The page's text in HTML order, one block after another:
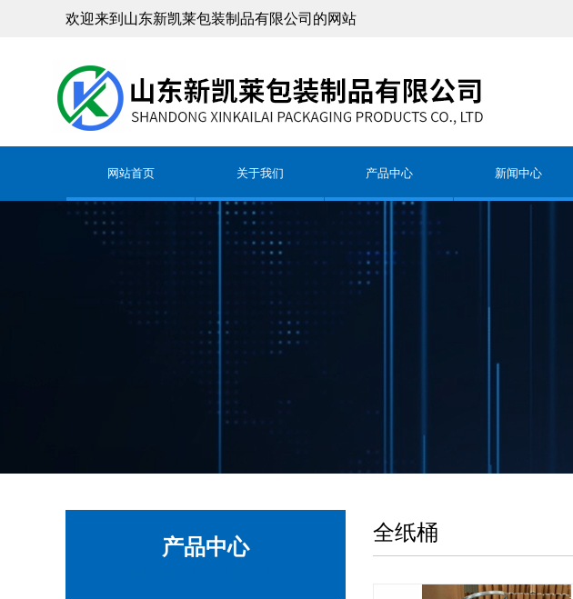
欢迎来到山东新凯莱包装制品有限公司的网站
网站首页 关于我们 产品中心 新闻中心
产品中心
全纸桶